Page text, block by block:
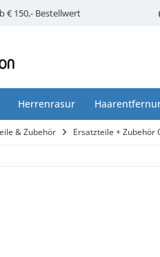
€ 150,- Bestellwert
Herrenrasur
& Zubehör Ersatzteile + Zubehör